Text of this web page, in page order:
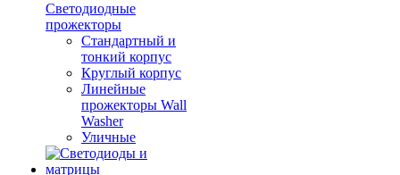
Светодиодные
прожекторы
Стандартный и
тонкий корпус
Круглый корпус
Линейные
прожекторы Wall
Washer
Уличные